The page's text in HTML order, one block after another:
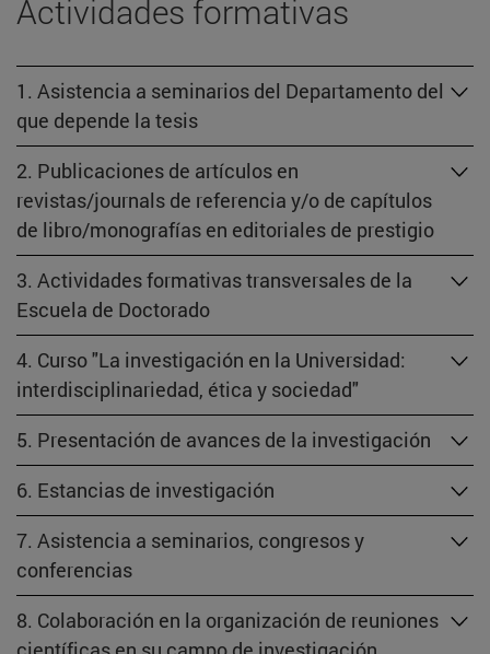
Actividades formativas
1. Asistencia a seminarios del Departamento del
que depende la tesis
2. Publicaciones de artículos en
revistas/journals de referencia y/o de capítulos
de libro/monografías en editoriales de prestigio
3. Actividades formativas transversales de la
Escuela de Doctorado
4. Curso "La investigación en la Universidad:
interdisciplinariedad, ética y sociedad"
5. Presentación de avances de la investigación
6. Estancias de investigación
7. Asistencia a seminarios, congresos y
conferencias
8. Colaboración en la organización de reuniones